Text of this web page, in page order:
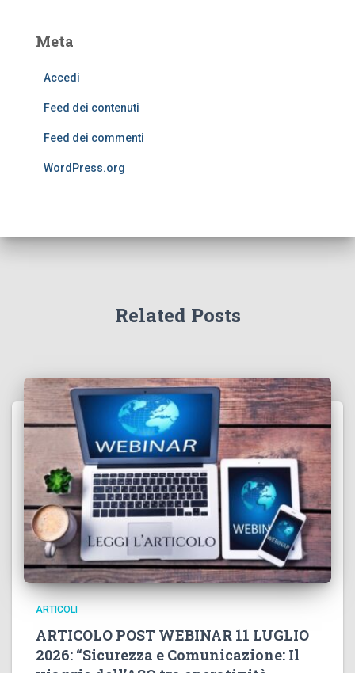
Meta
Accedi
Feed dei contenuti
Feed dei commenti
WordPress.org
Related Posts
ARTICOLI
ARTICOLO POST WEBINAR 11 LUGLIO
2026: “Sicurezza e Comunicazione: Il